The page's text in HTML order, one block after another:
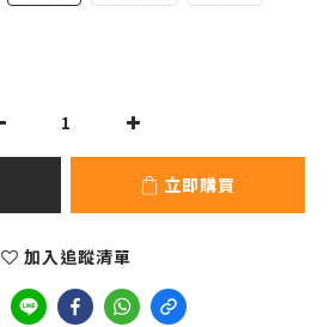
立即購買
加入追蹤清單